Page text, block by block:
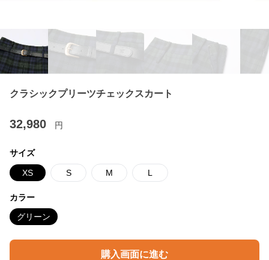
クラシックプリーツチェックスカート
32,980 円
サイズ
XS S M L
カラー
グリーン
購入画面に進む